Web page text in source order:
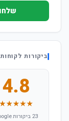
שלחו
ביקורות לקוחות
4.8
★★★★★
23 ביקורות Google